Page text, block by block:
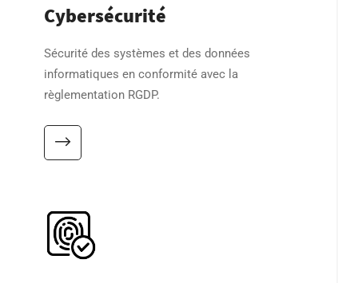
Cybersécurité
Sécurité des systèmes et des données
informatiques en conformité avec la
règlementation RGDP.